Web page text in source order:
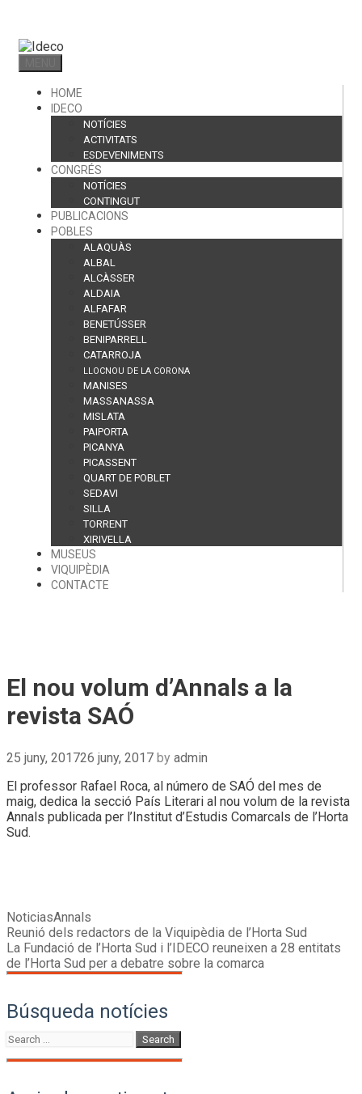
content
HOME
IDECO
NOTÍCIES
ACTIVITATS
ESDEVENIMENTS
CONGRÉS
NOTÍCIES
CONTINGUT
PUBLICACIONS
POBLES
ALAQUÀS
ALBAL
ALCÀSSER
ALDAIA
ALFAFAR
BENETÚSSER
BENIPARRELL
CATARROJA
LLOCNOU DE LA CORONA
MANISES
MASSANASSA
MISLATA
PAIPORTA
PICANYA
PICASSENT
QUART DE POBLET
SEDAVI
SILLA
TORRENT
XIRIVELLA
MUSEUS
VIQUIPÈDIA
CONTACTE
El nou volum d’Annals a la
revista SAÓ
25 juny, 201726 juny, 2017 by admin
El professor Rafael Roca, al número de SAÓ del mes de
maig, dedica la secció País Literari al nou volum de la revista
Annals publicada per l’Institut d’Estudis Comarcals de l’Horta
Sud.
Categories
NoticiasTags
Annals
Post
navigation
Reunió dels redactors de la Viquipèdia de l’Horta Sud
La Fundació de l’Horta Sud i l’IDECO reuneixen a 28 entitats
de l’Horta Sud per a debatre sobre la comarca
Búsqueda notícies
Search